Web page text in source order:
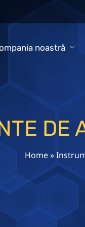
noastră
DE
Home»